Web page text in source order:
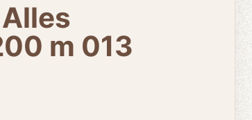
m 013